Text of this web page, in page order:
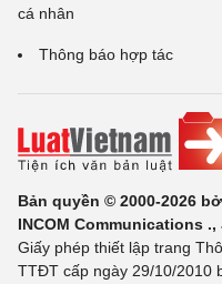
cá nhân
Thông báo hợp tác
Bản quyền © 2000-2026
INCOM Communications .,
Giấy phép thiết lập trang
TTĐT cấp ngày 29/10/2010